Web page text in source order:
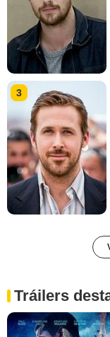
3
Tráilers